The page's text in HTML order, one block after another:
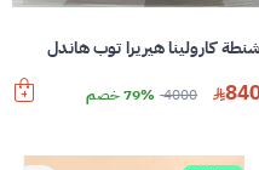
شنطة كارولينا هيريرا توب هاندل
4000 79% خصم